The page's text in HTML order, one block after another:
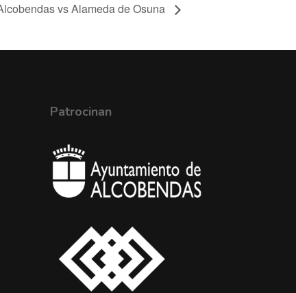
vs Alameda de Osuna
Patrocinan